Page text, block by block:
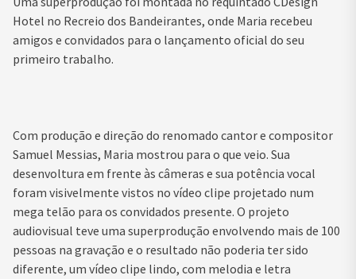
Hotel no Recreio dos Bandeirantes, onde Maria recebeu
amigos e convidados para o lançamento oficial do seu
primeiro trabalho.
Com produção e direção do renomado cantor e compositor
Samuel Messias, Maria mostrou para o que veio. Sua
desenvoltura em frente às câmeras e sua potência vocal
foram visivelmente vistos no vídeo clipe projetado num
mega telão para os convidados presente. O projeto
audiovisual teve uma superprodução envolvendo mais de 100
pessoas na gravação e o resultado não poderia ter sido
diferente, um vídeo clipe lindo, com melodia e letra